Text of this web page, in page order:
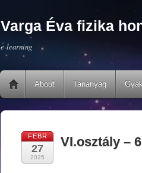
Varga Éva fizika
e-learning
About Tananyag
FEBR
27
2025
VI.osztály –